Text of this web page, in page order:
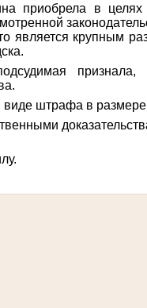
приобрела в
является крупным
штрафа в